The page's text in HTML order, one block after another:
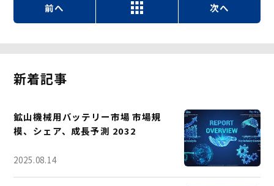
前へ 次へ
新着記事
鉱山機械用バッテリー市場 市場規
模、シェア、成長予測 2032
2025.08.14